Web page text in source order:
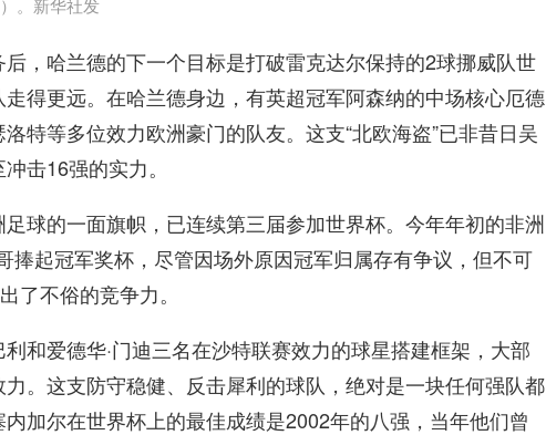
。新华社发
，哈兰德的下一个目标是打破雷克达尔保持的2球挪威队世
得更远。在哈兰德身边，有英超冠军阿森纳的中场核心厄德
特等多位效力欧洲豪门的队友。这支“北欧海盗”已非昔日吴
击16强的实力。
球的一面旗帜，已连续第三届参加世界杯。今年年初的非洲
捧起冠军奖杯，尽管因场外原因冠军归属存有争议，但不可
了不俗的竞争力。
和爱德华·门迪三名在沙特联赛效力的球星搭建框架，大部
。这支防守稳健、反击犀利的球队，绝对是一块任何强队都
加尔在世界杯上的最佳成绩是2002年的八强，当年他们曾